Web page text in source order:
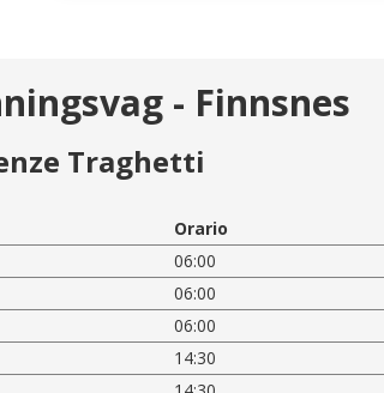
- Finnsnes
Traghetti
Orario
06:00
06:00
06:00
14:30